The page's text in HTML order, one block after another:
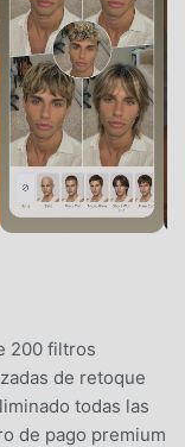
200 filtros
de retoque
todas las
de pago premium